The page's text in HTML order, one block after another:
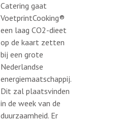
Catering gaat
VoetprintCooking®
een laag CO2-dieet
op de kaart zetten
bij een grote
Nederlandse
energiemaatschappij.
Dit zal plaatsvinden
in de week van de
duurzaamheid. Er